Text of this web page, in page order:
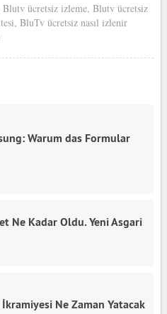
Blutv ücretsiz izleme, Blutv ücretsiz
, BluTv ücretsiz nasıl izlenir
Warum das Formular
Ne Kadar Oldu. Yeni Asgari
Ne Zaman Yatacak